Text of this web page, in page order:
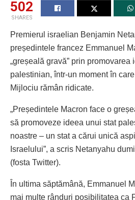
502
SHARES
Premierul israelian Benjamin
președintele francez Emmanuel
„greșeală gravă” prin
palestinian, într-un moment în
Mijlociu rămân ridicate.
„Președintele Macron face o
să promoveze ideea unui stat
noastre – un stat a cărui unică
Israelului”, a scris Netanyahu
(fosta Twitter).
În ultima săptămână, Emmanuel
mai multe rânduri posibilitatea ca